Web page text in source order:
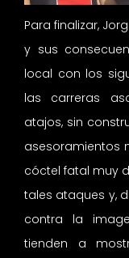
Para finalizar,
y sus
local con los
las carreras
atajos, sin
asesoramientos
cóctel fatal muy
tales ataques y,
contra la
tienden a